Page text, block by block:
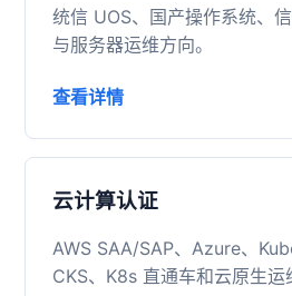
统信 UOS、国产操作系统、
与服务器运维方向。
查看详情
云计算认证
AWS SAA/SAP、Azure、
CKS、K8s 直通车和云原生运